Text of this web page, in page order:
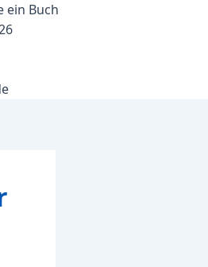
ein Buch